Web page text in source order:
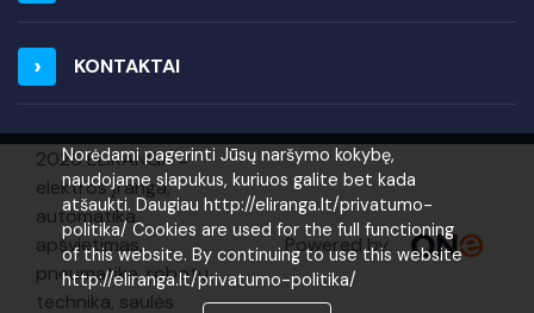
Norėdami pagerinti Jūsų naršymo kokybę,
naudojame slapukus, kuriuos galite bet kada
atšaukti. Daugiau http://eliranga.lt/privatumo-
politika/ Cookies are used for the full functioning
of this website. By continuing to use this website
http://eliranga.lt/privatumo-politika/
KONTAKTAI
2026 ELIRANGA =
elektros įranga,
automatika,
apšvietimas,
pneumatika, robotų
technika, saulės
Powered by